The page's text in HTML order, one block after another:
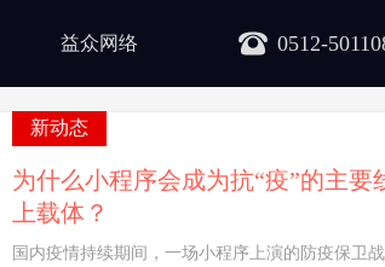
0512-
益众网络
新动态
为什么小程序会成为抗“疫”的主要
上载体？
国内疫情持续期间，一场小程序上演的防疫保卫